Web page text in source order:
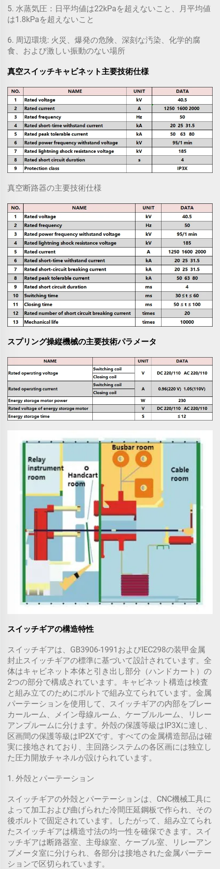
5. 水蒸気圧：日平均値は22kPaを超えないこと、月平均値
は1.8kPaを超えないこと
6. 周辺環境: 火災、爆発の危険、深刻な汚染、化学的腐
食、および激しい振動のない場所
真空スイッチキャビネット主要技術仕様
真空断路器の主要技術仕様
スプリング操縦機械の主要技術パラメータ
スイッチギアの構造特性
スイッチギアは、GB3906-1991およびIEC298の装甲金属
封止スイッチギアの標準に基づいて設計されています。全
体はキャビネット本体と引き出し部分（ハンドカート）の
2つの部分で構成されています。キャビネット構造は検査
と組み立てのためにボルトで組み立てられています。金属
パーテーションを使用して、スイッチギアの内部をブレー
カールーム、メイン母線ルーム、ケーブルルーム、リレー
アンプルームに分けます。外殻の保護等級はIP3Xに達し、
区画間の保護等級はIP2Xです。すべての金属構造部品は確
実に接地されており、主回路システムの各区画には独立し
た圧力開放チャネルが設けられています。
1. 外殻とパーテーション
スイッチギアの外殻とパーテーションは、CNC機械工具に
よって加工および曲げられた冷間圧延鋼板で作られ、その
後ボルトで固定されています。したがって、組み立てられ
たスイッチギアは構造寸法の均一性を確保できます。スイ
ッチギアは断路器室、主母線室、ケーブル室、リレーアン
プメータ室に分けられ、各部分は接地された金属パーテー
ションで区切られています。